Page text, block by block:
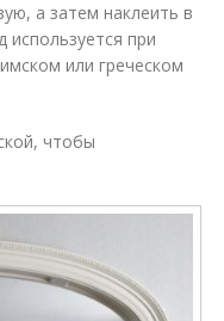
а затем наклеить в
при
или греческом
чтобы